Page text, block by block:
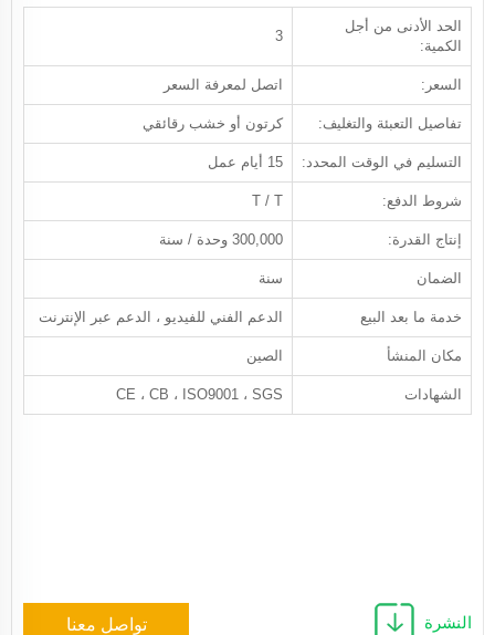
الحد الأدنى من أجل
الكمية:
3
السعر: اتصل لمعرفة السعر
تفاصيل التعبئة والتغليف: كرتون أو خشب رقائقي
التسليم في الوقت المحدد: 15 أيام عمل
شروط الدفع: T / T
إنتاج القدرة: 300,000 وحدة / سنة
الضمان سنة
خدمة ما بعد البيع الدعم الفني للفيديو ، الدعم عبر الإنترنت
مكان المنشأ الصين
الشهادات CE ، CB ، ISO9001 ، SGS
تواصل معنا النشرة